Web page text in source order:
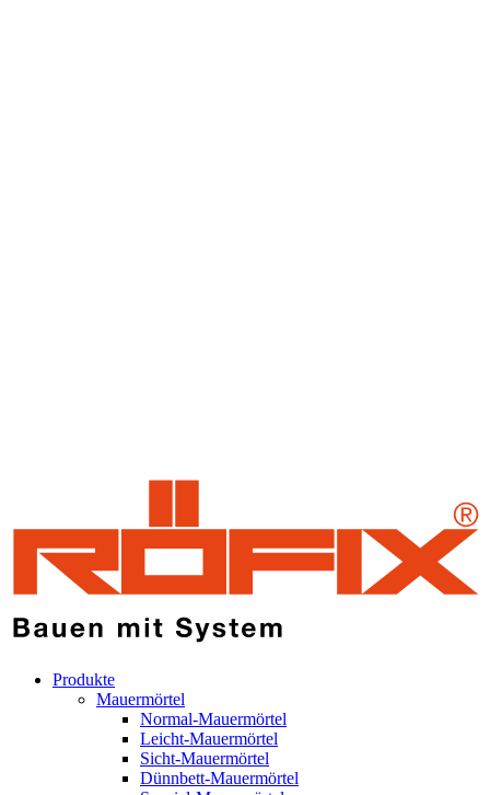
Produkte
Mauermörtel
Normal-Mauermörtel
Leicht-Mauermörtel
Sicht-Mauermörtel
Dünnbett-Mauermörtel